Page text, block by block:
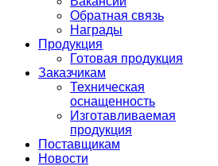
Обратная связь
Награды
Продукция
Готовая продукция
Заказчикам
Техническая
оснащенность
Изготавливаемая
продукция
Поставщикам
Новости